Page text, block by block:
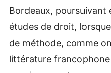
Bordeaux, poursuivant
études de droit,
de méthode, comme
littérature francophone